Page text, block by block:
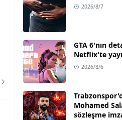
2026/8/7
GTA 6'nın
Netflix'te
2026/8/6
Mohamed
sözleşme